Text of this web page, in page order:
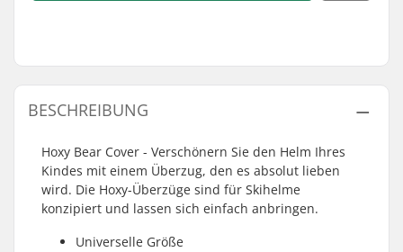
BESCHREIBUNG
Hoxy Bear Cover - Verschönern Sie den Helm Ihres
Kindes mit einem Überzug, den es absolut lieben
wird. Die Hoxy-Überzüge sind für Skihelme
konzipiert und lassen sich einfach anbringen.
Universelle Größe